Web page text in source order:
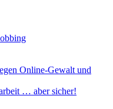
Online-Gewalt und
… aber sicher!